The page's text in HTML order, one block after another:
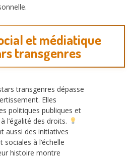
et médiatique
transgenres
transgenres dépasse
Elles
politiques publiques et
l’égalité des droits.
aussi des initiatives
sociales à l’échelle
histoire montre